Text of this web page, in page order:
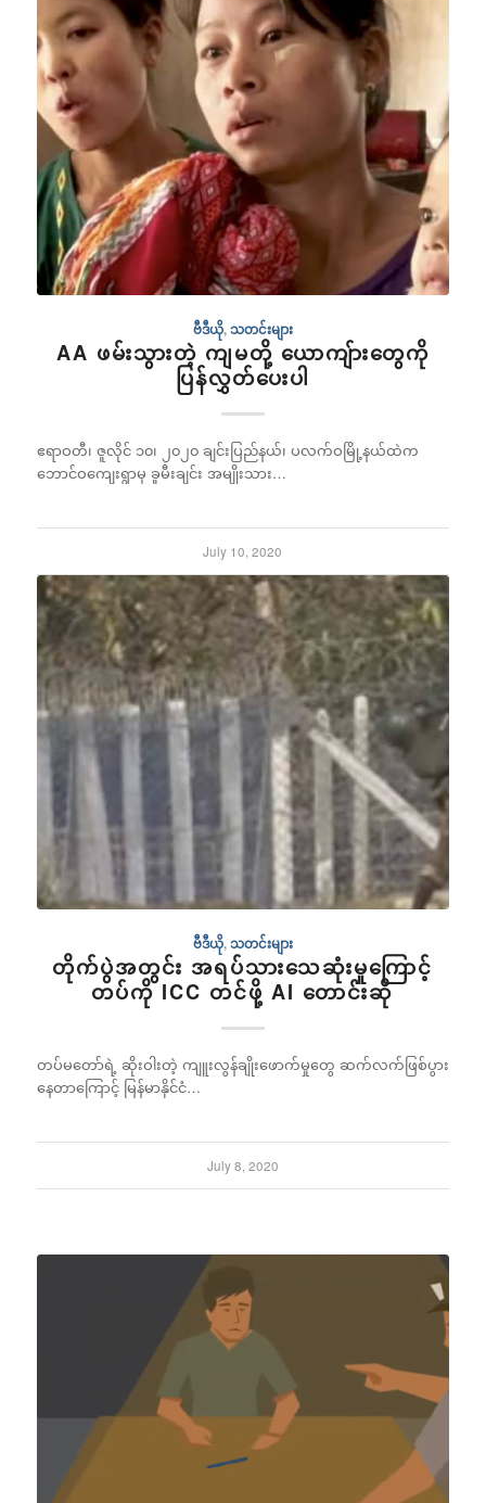
ဗီဒီယို,သတင်းများ
AA ဖမ်းသွားတဲ့ ကျမတို့ ယောကျ်ားတွေကို
ပြန်လွှတ်ပေးပါ
ဧရာဝတီ၊ ဇူလိုင် ၁၀၊ ၂၀၂၀ ချင်းပြည်နယ်၊ ပလက်ဝမြို့နယ်ထဲက
ဘောင်ဝကျေးရွာမှ ခူမီးချင်း အမျိုးသား…
July 10, 2020
ဗီဒီယို,သတင်းများ
တိုက်ပွဲအတွင်း အရပ်သားသေဆုံးမှုကြောင့်
တပ်ကို ICC တင်ဖို့ AI တောင်းဆို
တပ်မတော်ရဲ့ ဆိုးဝါးတဲ့ ကျူးလွန်ချိုးဖောက်မှုတွေ ဆက်လက်ဖြစ်ပွား
နေတာကြောင့် မြန်မာနိုင်ငံ…
July 8, 2020